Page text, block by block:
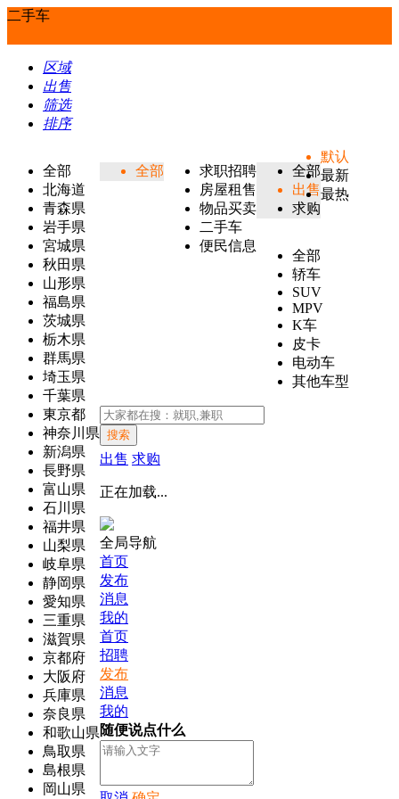
二手车
区域
出售
筛选
排序
全部
北海道
青森県
岩手県
宮城県
秋田県
山形県
福島県
茨城県
栃木県
群馬県
埼玉県
千葉県
東京都
神奈川県
新潟県
長野県
富山県
石川県
福井県
山梨県
岐阜県
静岡県
愛知県
三重県
滋賀県
京都府
大阪府
兵庫県
奈良県
和歌山県
鳥取県
島根県
岡山県
全部
求职招聘
房屋租售
物品买卖
二手车
便民信息
全部
出售
求购
全部
轿车
SUV
MPV
K车
皮卡
电动车
其他车型
默认
最新
最热
搜索
出售 求购
正在加载...
全局导航
首页
发布
消息
我的
首页
招聘
发布
消息
我的
随便说点什么